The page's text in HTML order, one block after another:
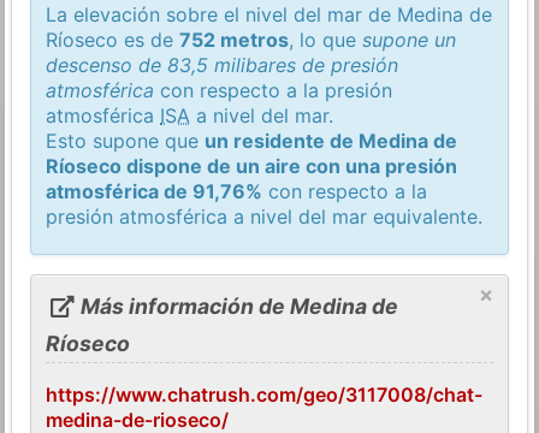
La elevación sobre el nivel del mar de Medina de
Ríoseco es de752 metros, lo quesupone un
descenso de 83,5 milibares de presión
atmosférica con respecto a la presión
atmosférica ISA a nivel del mar.
Esto supone que un residente de Medina de
Ríoseco dispone de un aire con una presión
atmosférica de 91,76% con respecto a la
presión atmosférica a nivel del mar equivalente.
×
Más información de Medina de
Ríoseco
https://www.chatrush.com/geo/3117008/chat-
medina-de-rioseco/